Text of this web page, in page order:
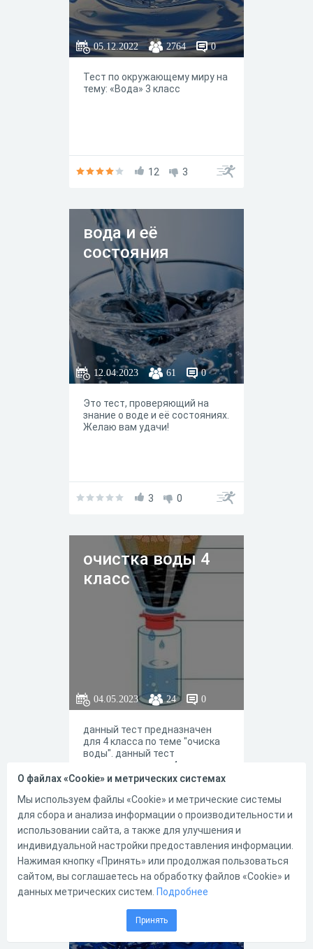
05.12.2022 2764 0
Тест по окружающему миру на
тему: «Вода» 3 класс
12 3
вода и её
состояния
12.04.2023 61 0
Это тест, проверяющий на
знание о воде и её состояниях.
Желаю вам удачи!
3 0
очистка воды 4
класс
04.05.2023 24 0
данный тест предназначен
для 4 класса по теме "очиска
воды". данный тест
предназначен для 4 класса по
теме "очиска воды".данный
класса по теме "очиска
воды".данный тест
предназначен для 4 класса по
теме "очиска воды".данный
тест предназначен для 4
класса по теме "очиска
воды".данный тест
предназначен для 4 класса по
теме "очиска воды".данный
тест предназначен для 4
класса по теме "очиска
воды".данный тест
предназначен для 4 класса по
Гигиена воды и
водоснабжения
населённых мест
О файлах «Cookie» и метрических системах
Мы используем файлы «Cookie» и метрические системы
для сбора и анализа информации о производительности и
использовании сайта, а также для улучшения и
индивидуальной настройки предоставления информации.
Нажимая кнопку «Принять» или продолжая пользоваться
сайтом, вы соглашаетесь на обработку файлов «Cookie» и
данных метрических систем. Подробнее
Принять